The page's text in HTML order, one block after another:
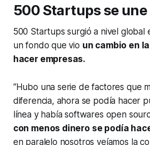
500 Startups se une
500 Startups surgió a nivel global
un fondo que vio un cambio en
hacer empresas.
“Hubo una serie de factores que
diferencia, ahora se podía hacer
línea y había softwares open
con menos dinero se podía
en paralelo nosotros veíamos la